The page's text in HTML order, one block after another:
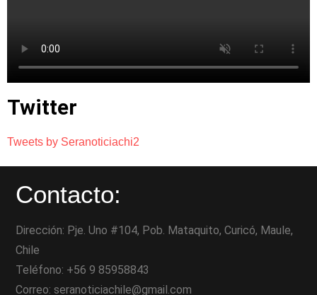
Twitter
Tweets by Seranoticiachi2
Contacto:
Dirección: Pje. Uno #104, Pob. Mataquito, Curicó, Maule,
Chile
Teléfono: +56 9 85958843
Correo: seranoticiachile@gmail.com